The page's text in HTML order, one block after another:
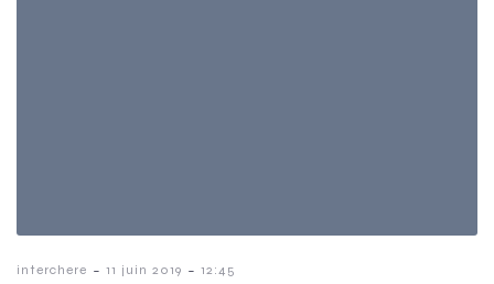
interchere - 11 juin 2019 - 12:45